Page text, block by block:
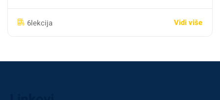
6lekcija Vidi više